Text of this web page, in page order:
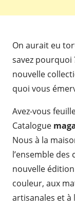
On aurait eu
savez pourquoi
nouvelle
quoi vous
Avez-vous
Catalogue
Nous à la
l’ensemble
nouvelle
couleur, aux
artisanales et à